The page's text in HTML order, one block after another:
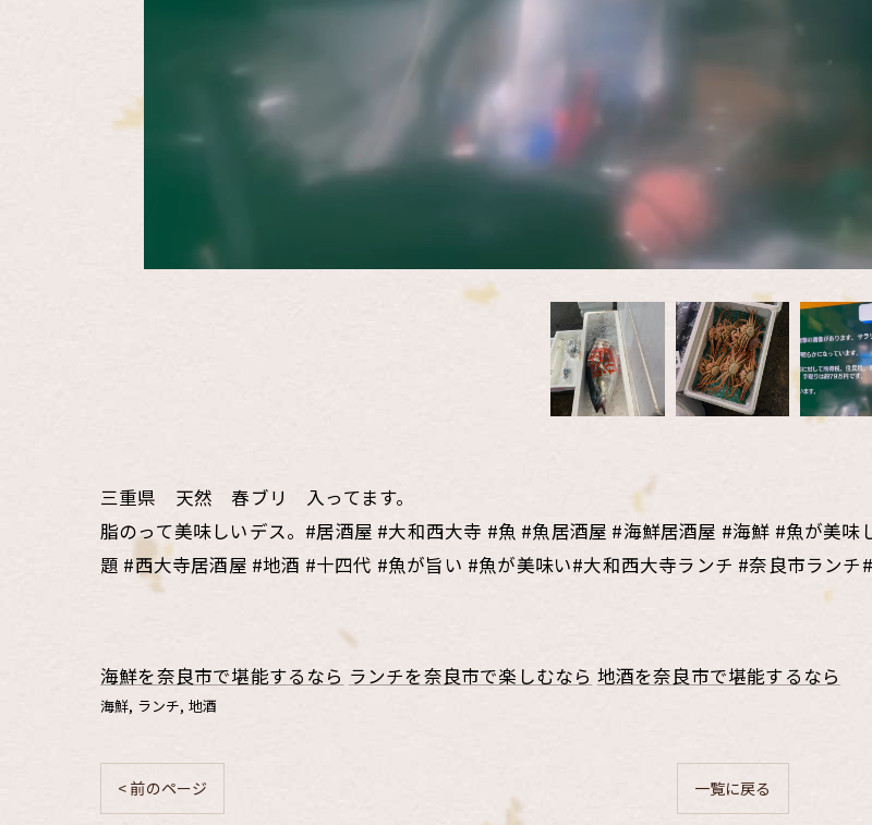
三重県 天然 春ブリ 入ってます。
脂のって美味しいデス。#居酒屋 #大和西大寺 #魚 #魚居酒屋 #海鮮居酒屋 #海鮮 #魚が美
題 #西大寺居酒屋 #地酒 #十四代 #魚が旨い #魚が美味い#大和西大寺ランチ #奈良市ラン
海鮮を奈良市で堪能するなら ランチを奈良市で楽しむなら 地酒を奈良市で堪能するなら
海鮮 ランチ 地酒
< 前のページ 一覧に戻る